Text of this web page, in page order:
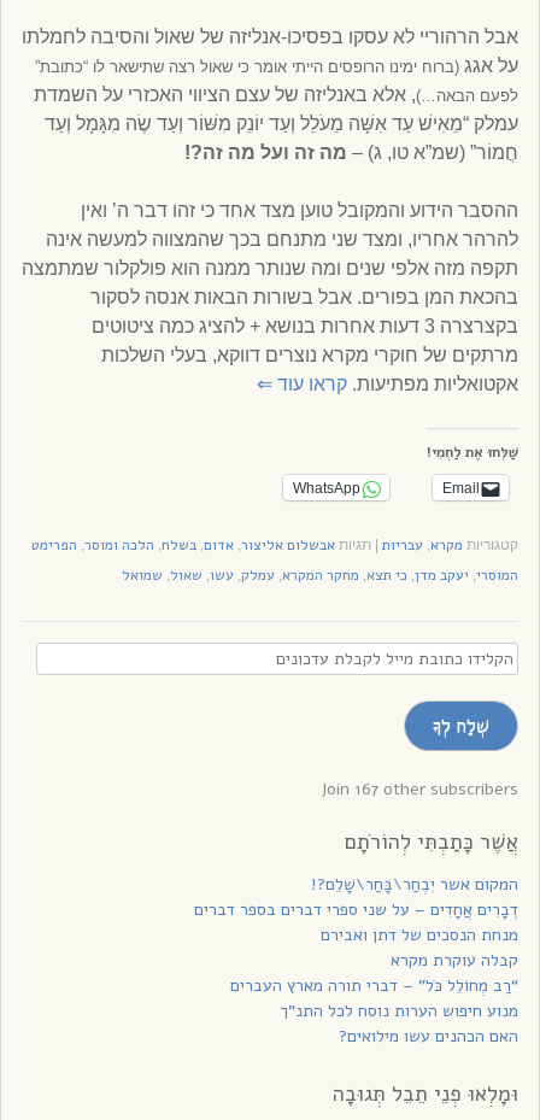
אבל הרהוריי לא עסקו בפסיכו-אנליזה של שאול והסיבה לחמלתו
על אגג(ברוח ימינו הרופסים הייתי אומר כי שאול רצה שתישאר לו “כתובת”
לפעם הבאה…), אלא באנליזה של עצם הציווי האכזרי על השמדת
עמלק “מֵאִישׁ עַד אִשָּׁה מֵעֹלֵל וְעַד יוֹנֵק מִשּׁוֹר וְעַד שֶׂה מִגָּמָל וְעַד
חֲמוֹר” (שמ”א טו, ג) – מה זה ועל מה זה?!
ההסבר הידוע והמקובל טוען מצד אחד כי זהו דבר ה’ ואין
להרהר אחריו, ומצד שני מתנחם בכך שהמצווה למעשה אינה
תקפה מזה אלפי שנים ומה שנותר ממנה הוא פולקלור שמתמצה
בהכאת המן בפורים. אבל בשורות הבאות אנסה לסקור
בקצרצרה 3 דעות אחרות בנושא + להציג כמה ציטוטים
מרתקים של חוקרי מקרא נוצרים דווקא, בעלי השלכות
אקטואליות מפתיעות.קראו עוד⇐
שַׁלְּחוּ אֶת לַחְמִי!
Email
WhatsApp
קטגוריות מקרא, עבריוּת |תגיותאבשלום אליצור,אדום,בשלח, הלכה ומוסר, הפרימט
המוסרי, יעקב מדן, כי תצא, מחקר המקרא, עמלק, עשו, שאול, שמואל
הקלידו
כתובת
מייל
לקבלת
עדכונים
שְׁלַח לְךָ
Join 167 other subscribers
אֲשֶׁר כָּתַבְתִּי לְהוֹרֹתָם
המקום אשר יִבְחַר\בָּחַר\שָׁלֵם?!
דְבָרִים אֲחָדִים – על שני ספרי דברים בספר דברים
מנחת הנסכים של דתן ואבירם
קבלה עוקרת מקרא
“רַב מְחוֹלֵל כֹּל” – דברי תורה מארץ העברים
מנוע חיפוש הערות נוסח לכל התנ”ך
האם הכהנים עשו מילואים?
וּמָלְאוּ פְנֵי תֵבֵל תְּגוּבָה